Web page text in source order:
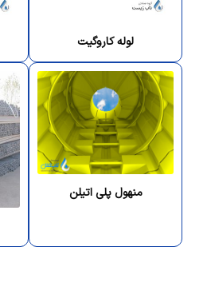
لوله کاروگیت
منهول پلی اتیلن